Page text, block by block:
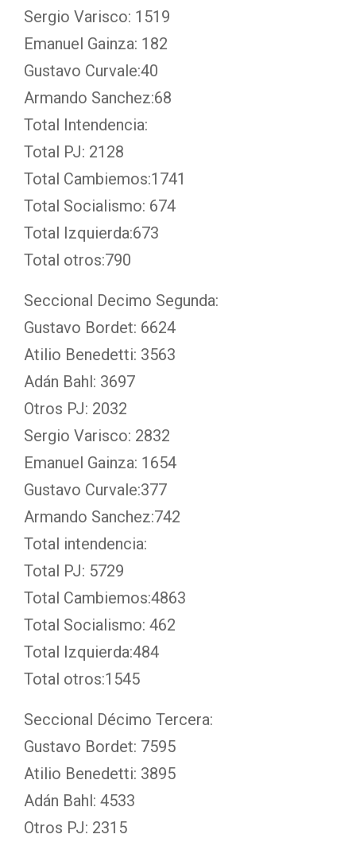
Sergio Varisco: 1519
Emanuel Gainza: 182
Gustavo Curvale:40
Armando Sanchez:68
Total Intendencia:
Total PJ: 2128
Total Cambiemos:1741
Total Socialismo: 674
Total Izquierda:673
Total otros:790
Seccional Decimo Segunda:
Gustavo Bordet: 6624
Atilio Benedetti: 3563
Adán Bahl: 3697
Otros PJ: 2032
Sergio Varisco: 2832
Emanuel Gainza: 1654
Gustavo Curvale:377
Armando Sanchez:742
Total intendencia:
Total PJ: 5729
Total Cambiemos:4863
Total Socialismo: 462
Total Izquierda:484
Total otros:1545
Seccional Décimo Tercera:
Gustavo Bordet: 7595
Atilio Benedetti: 3895
Adán Bahl: 4533
Otros PJ: 2315